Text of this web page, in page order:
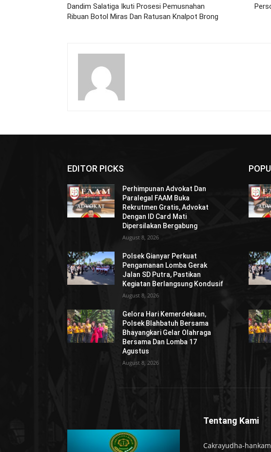
Dandim Salatiga Ikuti Prosesi Pemusnahan
Ribuan Botol Miras Dan Ratusan Knalpot Brong
EDITOR PICKS
Perhimpunan Advokat Dan
Paralegal FAAM Buka
Rekrutmen Gratis, Advokat
Dengan ID Card Mati
Dipersilakan Bergabung
August 8, 2026
Polsek Gianyar Perkuat
Pengamanan Lomba Gerak
Jalan SD Putra, Pastikan
Kegiatan Berlangsung Kondusif
August 8, 2026
Gelora Hari Kemerdekaan,
Polsek Blahbatuh Bersama
Bhayangkari Gelar Olahraga
Bersama Dan Lomba 17
Agustus
August 8, 2026
Tentang Kami
Cakrayudha-